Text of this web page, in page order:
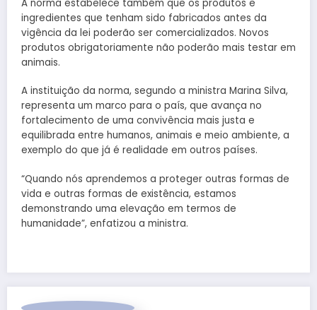
A norma estabelece também que os produtos e
ingredientes que tenham sido fabricados antes da
vigência da lei poderão ser comercializados. Novos
produtos obrigatoriamente não poderão mais testar em
animais.
A instituição da norma, segundo a ministra Marina Silva,
representa um marco para o país, que avança no
fortalecimento de uma convivência mais justa e
equilibrada entre humanos, animais e meio ambiente, a
exemplo do que já é realidade em outros países.
“Quando nós aprendemos a proteger outras formas de
vida e outras formas de existência, estamos
demonstrando uma elevação em termos de
humanidade”, enfatizou a ministra.